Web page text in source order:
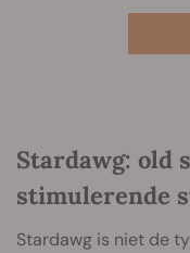
Stardawg: old
stimulerende
Stardawg is niet de